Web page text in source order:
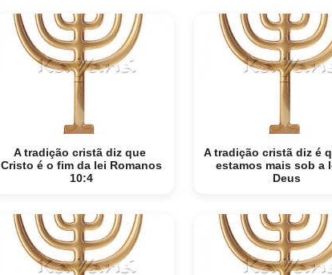
A tradição cristã diz que
Cristo é o fim da lei Romanos
10:4
A tradição cristã diz é
estamos mais sob a
Deus